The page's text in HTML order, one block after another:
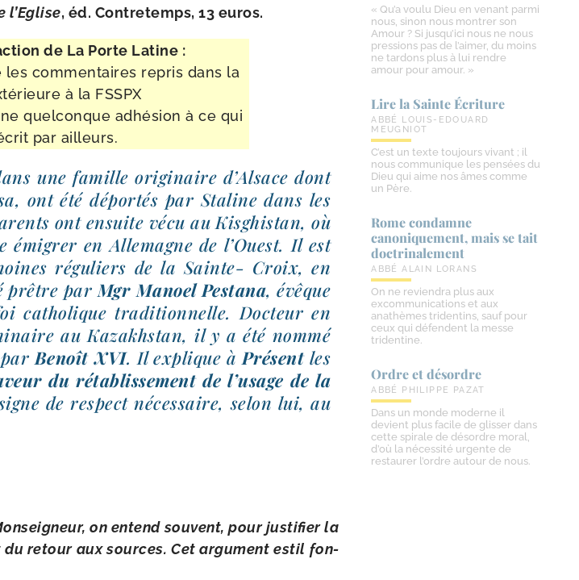
l’Eglise, éd. Contretemps, 13 euros.
de La Porte Latine :
com­men­taires repris dans la
à la FSSPX
quel­conque adhé­sion à ce qui
par ailleurs.
une famille ori­gi­naire d’Alsace dont
ont été dépor­tés par Staline dans les
ont ensuite vécu au Kisghistan, où
en Allemagne de l’Ouest. Il est
régu­liers de la Sainte- Croix, en
prêtre par Mgr Manoel Pestana, évêque
catho­lique tra­di­tion­nelle. Docteur en
au Kazakhstan, il y a été nom­mé
Benoît XVI. Il explique à Présentles
du réta­blis­se­ment de l’u­sage de la
de res­pect néces­saire, selon lui, au
on entend sou­vent, pour jus­ti­fier la
du retour aux sources. Cet argu­ment estil fon­
« Qu’a voulu Dieu en venant parmi
nous, sinon nous montrer son
Amour ? Si jusqu’ici nous ne nous
pressions pas de l’aimer, du moins
ne tardons plus à lui rendre
amour pour amour. »
Lire la Sainte Écriture
ABBÉ LOUIS-EDOUARD
MEUGNIOT
C’est un texte toujours vivant ; il
nous communique les pensées du
Dieu qui aime nos âmes comme
un Père.
Rome condamne
canoniquement, mais se tait
doctrinalement
ABBÉ ALAIN LORANS
On ne reviendra plus aux
excommunications et aux
anathèmes tridentins, sauf pour
ceux qui défendent la messe
tridentine.
Ordre et désordre
ABBÉ PHILIPPE PAZAT
Dans un monde moderne il
devient plus facile de glisser dans
cette spirale de désordre moral,
d’où la nécessité urgente de
restaurer l’ordre autour de nous.